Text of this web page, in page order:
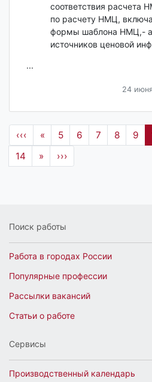
соответствия расчета
по расчету НМЦ,
формы шаблона НМЦ,-
источников ценовой
...
24
‹‹‹ « 5 6 7 8 9
14
» ›››
Поиск работы
Работа в городах России
Популярные профессии
Рассылки вакансий
Статьи о работе
Сервисы
Производственный календарь